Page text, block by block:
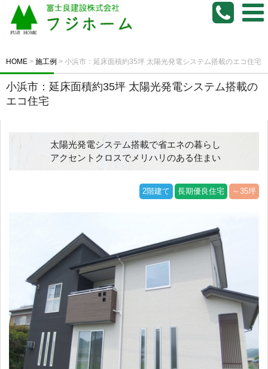
HOME > 施工例 > 小浜市：延床面積約35坪 太陽光発電システム搭載のエコ住宅
小浜市：延床面積約35坪 太陽光発電システム搭載の
エコ住宅
太陽光発電システム搭載で省エネの暮らし
アクセントクロスでメリハリのある住まい
～35坪
2階建て 長期優良住宅